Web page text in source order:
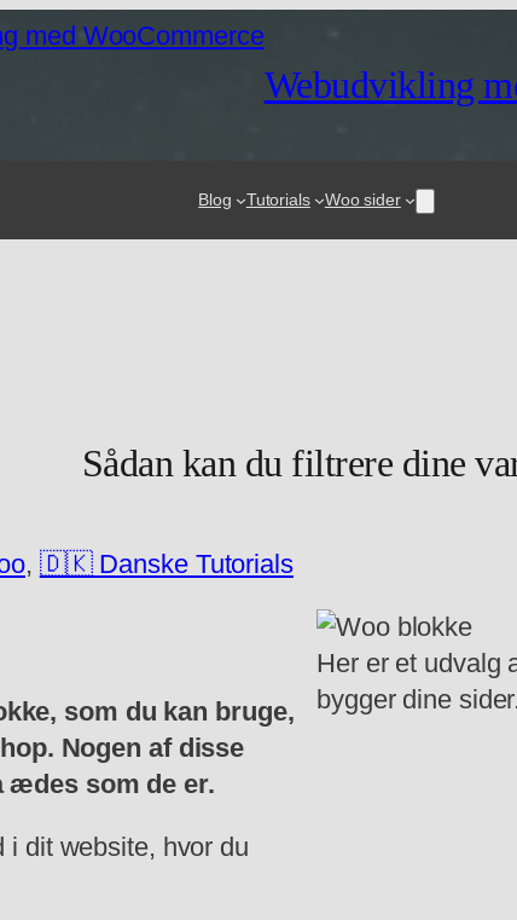
Webudvikling
Blog Tutorials Woo sider
Sådan kan du filtrere dine
, 🇩🇰 Danske Tutorials
som du kan bruge,
Nogen af disse
ædes som de er.
i dit website, hvor du
Her er et udvalg
bygger dine sider.